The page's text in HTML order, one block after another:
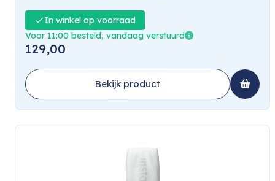
In winkel op voorraad
Voor 11:00 besteld, vandaag verstuurd
129,00
Bekijk product